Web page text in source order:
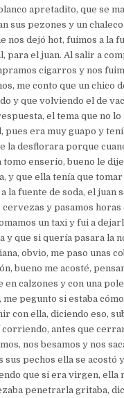
apretadito, que se
sus pezones y un
nos dejó hot, fuimos a la
para el juan. Al salir a
cigarros y nos
me conto que un chico
y que volviendo el de
el tema que no lo
pues era muy guapo y
la desflorara porque
tomo enserio, bueno le
y que ella tenía que tomar
la fuente de soda, el juan
cervezas y pasamos horas
un taxi y fui a
y que si quería pasara la
obvio, me paso unas
bueno me acosté,
en calzones y con una
pegunto si estaba
con ella, diciendo eso,
corriendo, antes que
nos besamos y nos
sus pechos ella se acostó
que si era virgen, ella
penetrarla gritaba,